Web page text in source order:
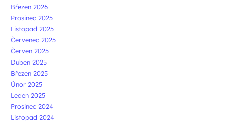
Březen 2026
Prosinec 2025
Listopad 2025
Červenec 2025
Červen 2025
Duben 2025
Březen 2025
Únor 2025
Leden 2025
Prosinec 2024
Listopad 2024